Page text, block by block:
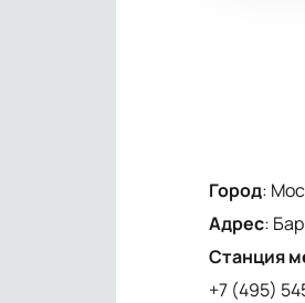
Город:
Адрес:
Станция
+7 (495)